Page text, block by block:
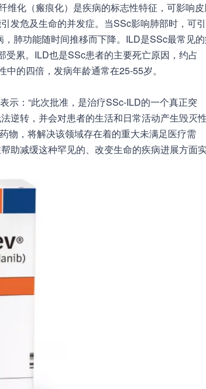
维化（瘢痕化）是疾病的标志性特征，可影响
发危及生命的并发症。当SSc影响肺部时，可引
肺功能随时间推移而下降。ILD是SSc最常见
累。ILD也是SSc患者的主要死亡原因，约占
的四倍，发病年龄通常在25-55岁。
示：“此次批准，是治疗SSc-ILD的一个真正突
逆转，并会对患者的生活和日常活动产生毁灭性
物，将解决该领域存在着的重大未满足医疗需
助减缓这种罕见的、改变生命的疾病进展方面